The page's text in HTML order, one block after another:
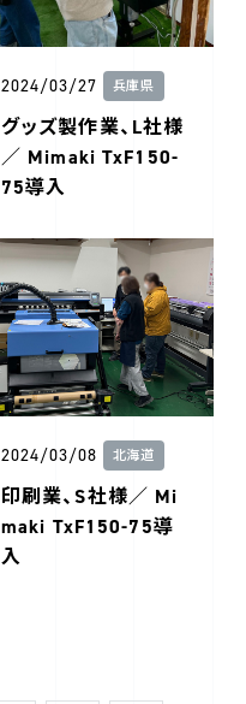
2024/03/27 兵庫県
グッズ製作業、L社様
／ Mimaki TxF150-
75導入
2024/03/08 北海道
印刷業、S社様／ Mi
maki TxF150-75導
入